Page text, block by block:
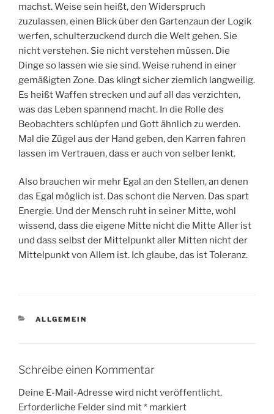
machst. Weise sein heißt, den Widerspruch
zuzulassen, einen Blick über den Gartenzaun der Logik
werfen, schulterzuckend durch die Welt gehen. Sie
nicht verstehen. Sie nicht verstehen müssen. Die
Dinge so lassen wie sie sind. Weise ruhend in einer
gemäßigten Zone. Das klingt sicher ziemlich langweilig.
Es heißt Waffen strecken und auf all das verzichten,
was das Leben spannend macht. In die Rolle des
Beobachters schlüpfen und Gott ähnlich zu werden.
Mal die Zügel aus der Hand geben, den Karren fahren
lassen im Vertrauen, dass er auch von selber lenkt.
Also brauchen wir mehr Egal an den Stellen, an denen
das Egal möglich ist. Das schont die Nerven. Das spart
Energie. Und der Mensch ruht in seiner Mitte, wohl
wissend, dass die eigene Mitte nicht die Mitte Aller ist
und dass selbst der Mittelpunkt aller Mitten nicht der
Mittelpunkt von Allem ist. Ich glaube, das ist Toleranz.
KATEGORIEN
ALLGEMEIN
Schreibe einen Kommentar
Deine E-Mail-Adresse wird nicht veröffentlicht.
Erforderliche Felder sind mit* markiert